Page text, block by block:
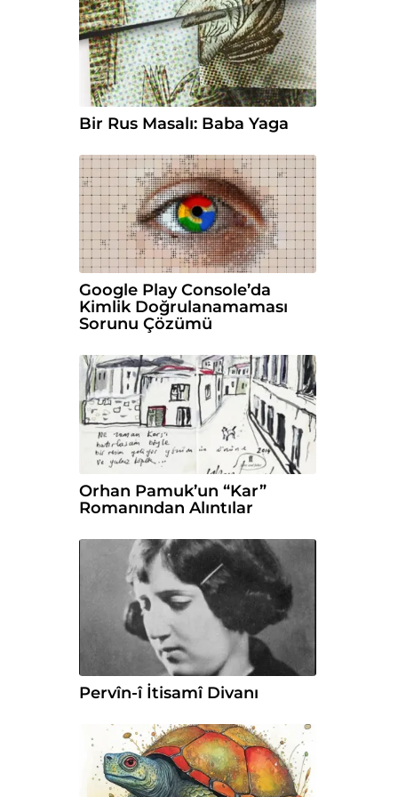
Bir Rus Masalı: Baba Yaga
Google Play Console’da
Kimlik Doğrulanamaması
Sorunu Çözümü
Orhan Pamuk’un “Kar”
Romanından Alıntılar
Pervîn-î İtisamî Divanı